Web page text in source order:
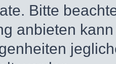
Bitte
anbieten